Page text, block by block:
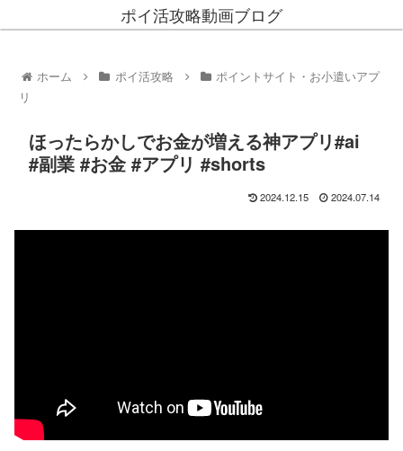
ポイ活攻略動画ブログ
ホーム ポイ活攻略
ポイントサイト・お小遣いアプ
リ
ほったらかしでお金が増える神アプリ#ai
#副業 #お金 #アプリ #shorts
2024.12.15 2024.07.14